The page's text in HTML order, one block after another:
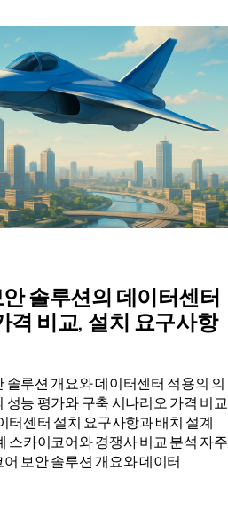
솔루션의 데이터센터
격 비교, 설치 요구사항
솔루션 개요와 데이터센터 적용의 의
성능 평가와 구축 시나리오 가격 비교
터센터 설치 요구사항과 배치 설계
스카이코어와 경쟁사 비교 분석 자주
보안 솔루션 개요와 데이터